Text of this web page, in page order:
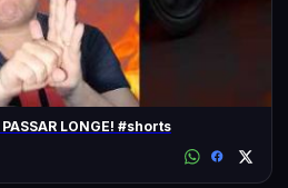
LONGE! #shorts